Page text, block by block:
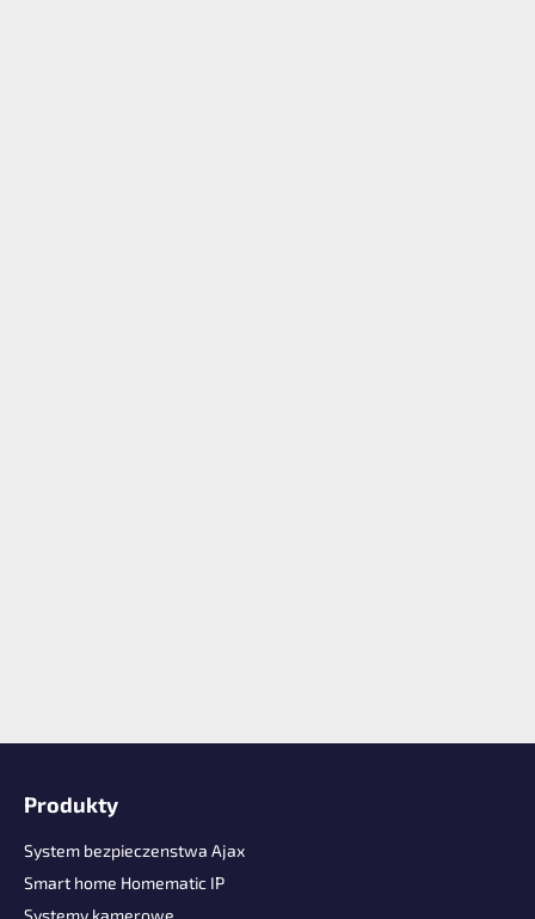
Produkty
System bezpieczenstwa Ajax
Smart home Homematic IP
Systemy kamerowe